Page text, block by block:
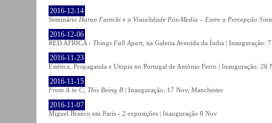
2016-12-14
Seminário Harun Farocki e a Visualidade Pós-Media – Entre a Percepção
2016-12-06
RED AFRICA - Things Fall Apart , na Galeria Avenida da Índia | Inauguração:
2016-11-23
Estética, Propaganda e Utopia no Portugal de António Ferro | Inauguração: 26
2016-11-15
From A to C; This Being B | Inauguração: 17 Nov, Manchester
2016-11-07
Miguel Branco em Paris - 2 exposições | Inauguração 8 Nov